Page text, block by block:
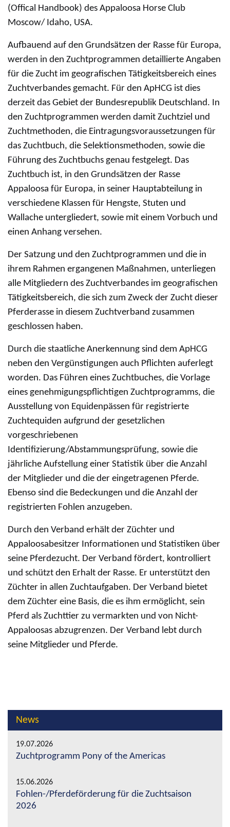
(Offical Handbook) des Appaloosa Horse Club
Moscow/ Idaho, USA.
Aufbauend auf den Grundsätzen der Rasse für Europa,
werden in den Zuchtprogrammen detaillierte Angaben
für die Zucht im geografischen Tätigkeitsbereich eines
Zuchtverbandes gemacht. Für den ApHCG ist dies
derzeit das Gebiet der Bundesrepublik Deutschland. In
den Zuchtprogrammen werden damit Zuchtziel und
Zuchtmethoden, die Eintragungsvoraussetzungen für
das Zuchtbuch, die Selektionsmethoden, sowie die
Führung des Zuchtbuchs genau festgelegt. Das
Zuchtbuch ist, in den Grundsätzen der Rasse
Appaloosa für Europa, in seiner Hauptabteilung in
verschiedene Klassen für Hengste, Stuten und
Wallache untergliedert, sowie mit einem Vorbuch und
einen Anhang versehen.
Der Satzung und den Zuchtprogrammen und die in
ihrem Rahmen ergangenen Maßnahmen, unterliegen
alle Mitgliedern des Zuchtverbandes im geografischen
Tätigkeitsbereich, die sich zum Zweck der Zucht dieser
Pferderasse in diesem Zuchtverband zusammen
geschlossen haben.
Durch die staatliche Anerkennung sind dem ApHCG
neben den Vergünstigungen auch Pflichten auferlegt
worden. Das Führen eines Zuchtbuches, die Vorlage
eines genehmigungspflichtigen Zuchtprogramms, die
Ausstellung von Equidenpässen für registrierte
Zuchtequiden aufgrund der gesetzlichen
vorgeschriebenen
Identifizierung/Abstammungsprüfung, sowie die
jährliche Aufstellung einer Statistik über die Anzahl
der Mitglieder und die der eingetragenen Pferde.
Ebenso sind die Bedeckungen und die Anzahl der
registrierten Fohlen anzugeben.
Durch den Verband erhält der Züchter und
Appaloosabesitzer Informationen und Statistiken über
seine Pferdezucht. Der Verband fördert, kontrolliert
und schützt den Erhalt der Rasse. Er unterstützt den
Züchter in allen Zuchtaufgaben. Der Verband bietet
dem Züchter eine Basis, die es ihm ermöglicht, sein
Pferd als Zuchttier zu vermarkten und von Nicht-
Appaloosas abzugrenzen. Der Verband lebt durch
seine Mitglieder und Pferde.
News
19.07.2026
Zuchtprogramm Pony of the Americas
15.06.2026
Fohlen-/Pferdeförderung für die Zuchtsaison
2026